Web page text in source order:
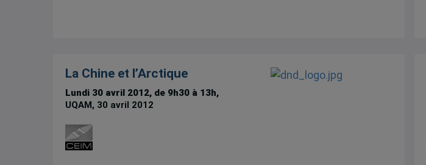
La Chine et l’Arctique
Lundi 30 avril 2012, de 9h30 à 13h,
UQAM, 30 avril 2012